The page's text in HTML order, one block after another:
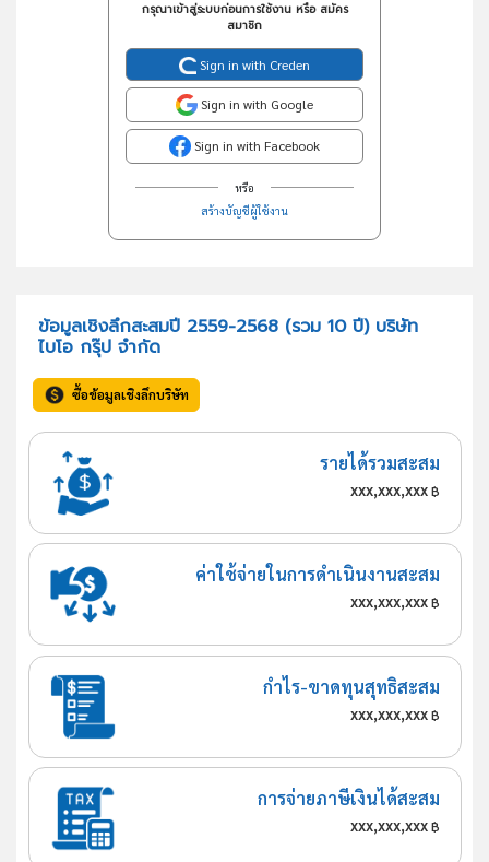
กรุณาเข้าสู่ระบบก่อนการใช้งาน หรือ สมัคร
สมาชิก
Sign in with Creden
Sign in with Google
Sign in with Facebook
หรือ
สร้างบัญชีผู้ใช้งาน
ข้อมูลเชิงลึกสะสมปี 2559-2568 (รวม 10 ปี) บริษัท
ไบโอ กรุ๊ป จำกัด
ซื้อข้อมูลเชิงลึกบริษัท
รายได้รวมสะสม
xxx,xxx,xxx฿
ค่าใช้จ่ายในการดำเนินงานสะสม
xxx,xxx,xxx฿
กำไร-ขาดทุนสุทธิสะสม
xxx,xxx,xxx฿
การจ่ายภาษีเงินได้สะสม
xxx,xxx,xxx฿